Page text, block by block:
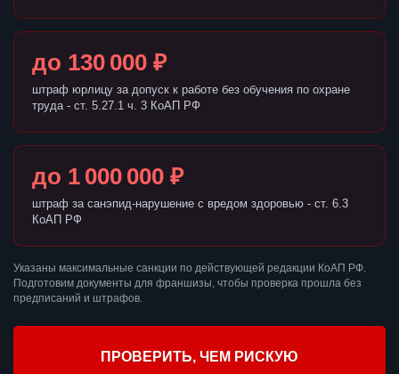
до 130 000 ₽
штраф юрлицу за допуск к работе без обучения по охране
труда - ст. 5.27.1 ч. 3 КоАП РФ
до 1 000 000 ₽
штраф за санэпид-нарушение с вредом здоровью - ст. 6.3
КоАП РФ
Указаны максимальные санкции по действующей редакции КоАП РФ.
Подготовим документы для франшизы, чтобы проверка прошла без
предписаний и штрафов.
ПРОВЕРИТЬ, ЧЕМ РИСКУЮ